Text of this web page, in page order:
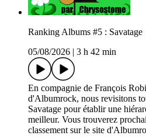
Ranking Albums #5 : Savatage
05/08/2026
3 h 42 min
En compagnie de François
d'Albumrock, nous revisitons
Savatage pour établir une
meilleur. Vous trouverez
classement sur le site